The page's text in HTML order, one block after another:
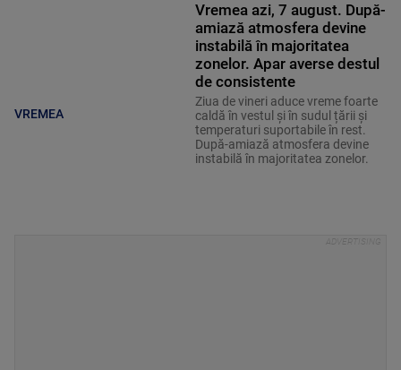
VREMEA
Vremea azi, 7 august. După-
amiază atmosfera devine
instabilă în majoritatea
zonelor. Apar averse destul
de consistente
Ziua de vineri aduce vreme foarte
caldă în vestul și în sudul țării și
temperaturi suportabile în rest.
După-amiază atmosfera devine
instabilă în majoritatea zonelor.